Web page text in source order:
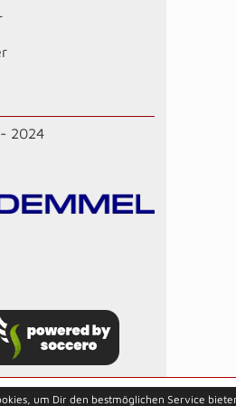
2024
um Dir den bestmöglichen Service